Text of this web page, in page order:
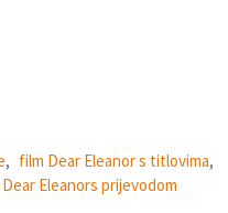
, film Dear Eleanor s titlovima,
Eleanors prijevodom